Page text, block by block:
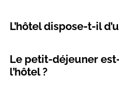
L’hôtel dispose-t-il
Le petit-déjeuner
l’hôtel ?